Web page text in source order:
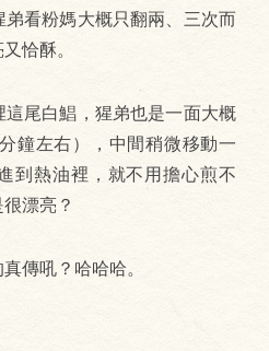
看粉媽大概只翻兩、三次而
恰酥。
尾白鯧，猩弟也是一面大概
鐘左右），中間稍微移動一
到熱油裡，就不用擔心煎不
漂亮？
傳吼？哈哈哈。